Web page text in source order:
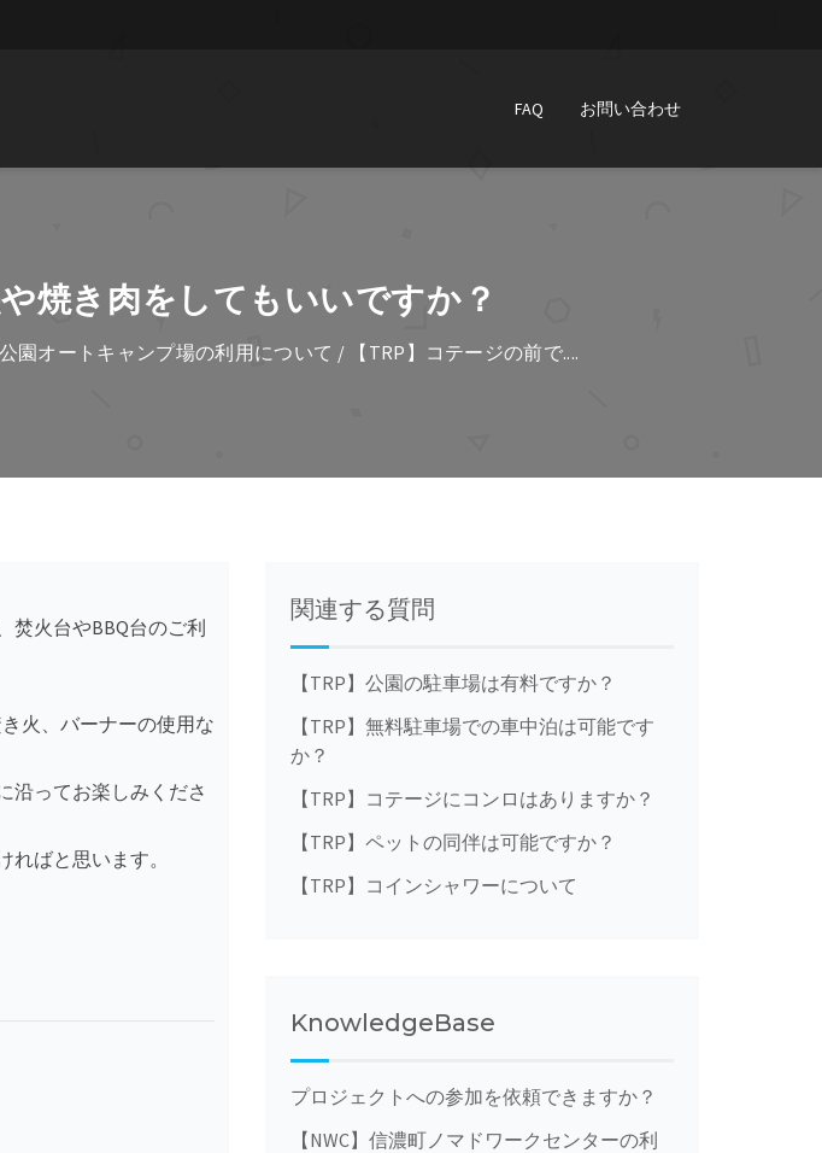
FAQ お問い合わせ
焼き肉をしてもいいですか？
園オートキャンプ場の利用について / 【TRP】コテージの前で....
焚火台やBBQ台のご利
火、バーナーの使用な
沿ってお楽しみくださ
ばと思います。
関連する質問
【TRP】公園の駐車場は有料ですか？
【TRP】無料駐車場での車中泊は可能です
か？
【TRP】コテージにコンロはありますか？
【TRP】ペットの同伴は可能ですか？
【TRP】コインシャワーについて
KnowledgeBase
プロジェクトへの参加を依頼できますか？
【NWC】信濃町ノマドワークセンターの利